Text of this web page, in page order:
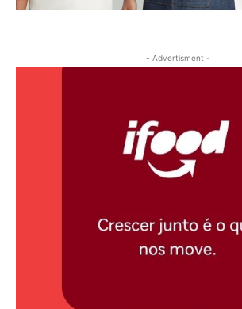
- Advertisment -